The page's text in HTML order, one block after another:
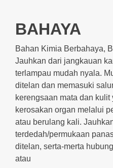
BAHAYA
Bahan Kimia Berbahaya,
Jauhkan dari jangkauan
terlampau mudah nyala.
ditelan dan memasuki
kerengsaan mata dan
kerosakan organ melalui
atau berulang kali.
terdedah/permukaan
ditelan, serta-merta
atau